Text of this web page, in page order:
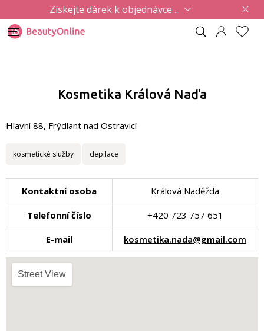
Získejte dárek k objednávce ...
Kosmetika Králová Naďa
Hlavní 88, Frýdlant nad Ostravicí
kosmetické služby depilace
Kontaktní osoba Králová Naděžda
Telefonní číslo +420 723 757 651
E-mail kosmetika.nada@gmail.com
Street View